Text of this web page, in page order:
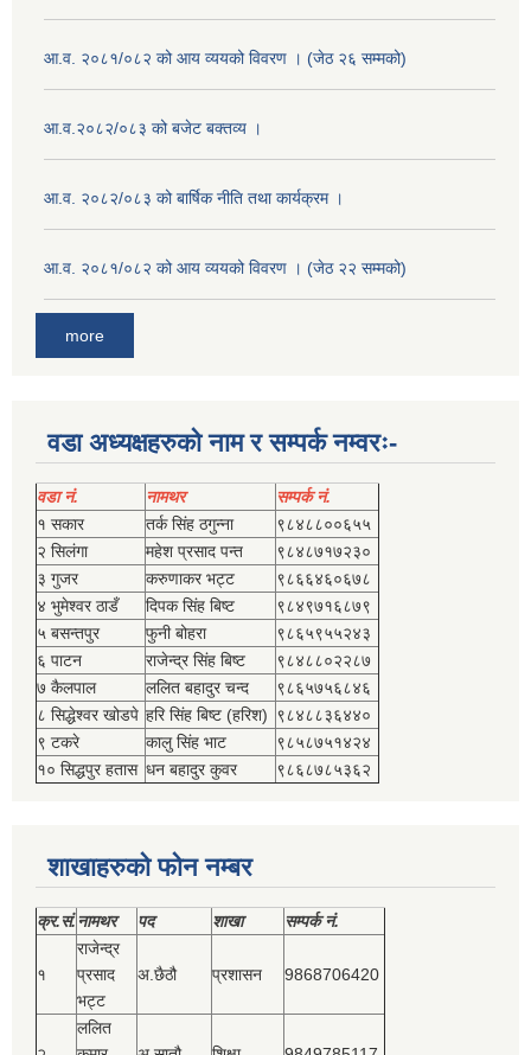
आ.व. २०८१/०८२ को आय व्ययको विवरण । (जेठ २६ सम्मको)
आ.व.२०८२/०८३ को बजेट बक्तव्य ।
आ.व. २०८२/०८३ को बार्षिक नीति तथा कार्यक्रम ।
आ.व. २०८१/०८२ को आय व्ययको विवरण । (जेठ २२ सम्मको)
more
वडा अध्यक्षहरुको नाम र सम्पर्क नम्वरः-
वडा नं. नामथर
सम्पर्क नं.
१ सकार
तर्क सिंह ठगुन्‍ना
९८४८८००६५५
२ सिलंगा
महेश प्रसाद पन्त
९८४८७१७२३०
३ गुजर
करुणाकर भट्ट
९८६६४६०६७८
४ भुमेश्‍वर ठाडँ
दिपक सिंह बिष्‍ट
९८४९७१६८७९
५ बसन्तपुर
फुनी बोहरा
९८६५९५५२४३
६ पाटन
राजेन्द्र सिंह बिष्‍ट
९८४८८०२२८७
७ कैलपाल
ललित बहादुर चन्द
९८६५७५६८४६
८ सिद्धेश्‍वर खोडपे हरि सिंह बिष्‍ट (हरिश) ९८४८८३६४४०
९ टकरे
कालु सिंह भाट
९८५८७५१४२४
१० सिद्धपुर हतास धन बहादुर कुवर ९८६८७८५३६२
शाखाहरुको फोन नम्बर
क्र.सं.नामथर पद शाखा सम्‍पर्क नं.
१
राजेन्द्र
प्रसाद
भट्ट
अ.छैठौ प्रशासन 9868706420
ललित